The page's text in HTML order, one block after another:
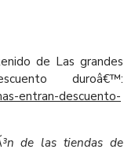
de Las grandes
duroâ€™:
entran-descuento-
de las tiendas de